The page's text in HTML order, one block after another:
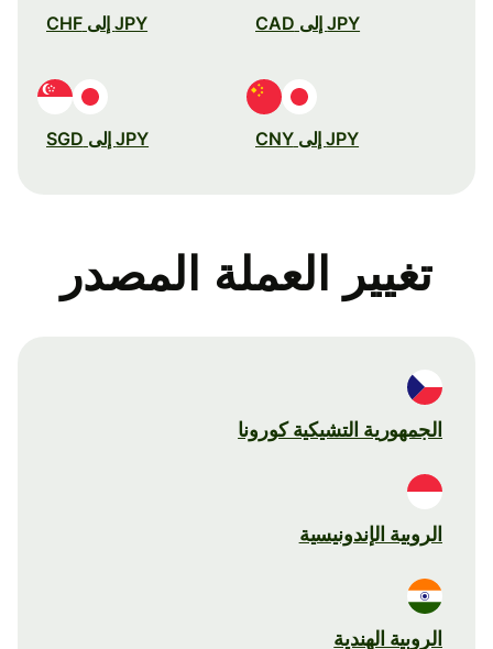
JPY إلى CAD JPY إلى CHF
JPY إلى CNY JPY إلى SGD
تغيير العملة المصدر
الجمهورية التشيكية كورونا
الروبية الإندونيسية
الروبية الهندية